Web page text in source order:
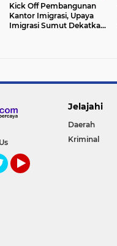
Kick Off Pembangunan
Kantor Imigrasi, Upaya
Imigrasi Sumut Dekatkan
Jelajahi
Daerah
Kriminal